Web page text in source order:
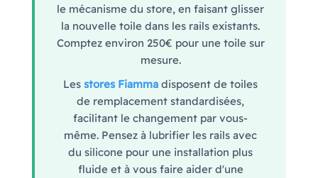
le mécanisme du store, en faisant glisser
la nouvelle toile dans les rails existants.
Comptez environ 250€ pour une toile sur
mesure.
Les stores Fiamma disposent de toiles
de remplacement standardisées,
facilitant le changement par vous-
même. Pensez à lubrifier les rails avec
du silicone pour une installation plus
fluide et à vous faire aider d'une